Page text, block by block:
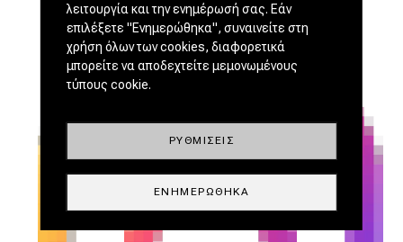
λειτουργία και την ενημέρωσή σας. Εάν
επιλέξετε "Ενημερώθηκα", συναινείτε στη
χρήση όλων των cookies, διαφορετικά
μπορείτε να αποδεχτείτε μεμονωμένους
τύπους cookie.
ΡΥΘΜΊΣΕΙΣ
ΕΝΗΜΕΡΏΘΗΚΑ